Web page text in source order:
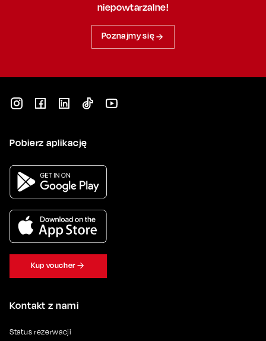
niepowtarzalne!
Poznajmy się
Kontakt z nami
Status rezerwacji
Pobierz aplikację
Kup voucher